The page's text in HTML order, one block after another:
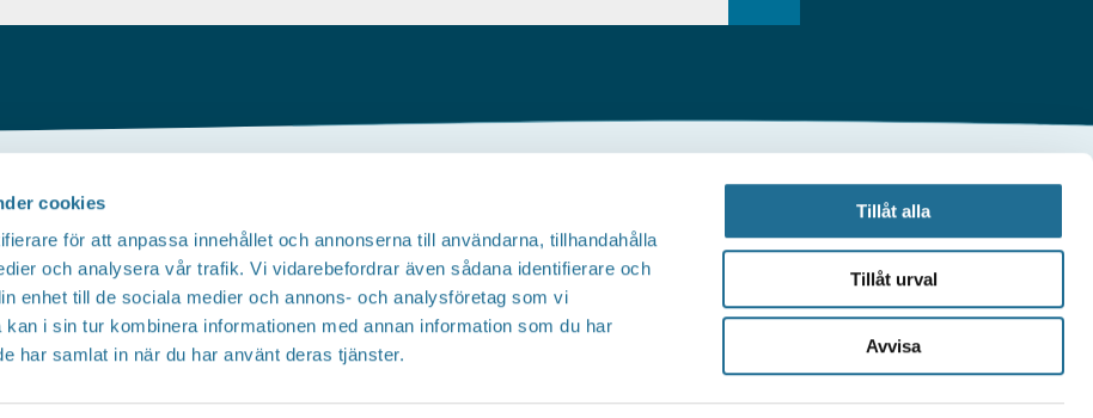
cookies
för att anpassa innehållet och annonserna till användarna, tillhandahålla
och analysera vår trafik. Vi vidarebefordrar även sådana identifierare och
enhet till de sociala medier och annons- och analysföretag som vi
i sin tur kombinera informationen med annan information som du har
har samlat in när du har använt deras tjänster.
Tillåt alla
Tillåt urval
Avvisa
Om webbplatsen
Tillgänglighetsredogörelse
Integritetspolicy
Tillväxt Motala
Visit Östergötland